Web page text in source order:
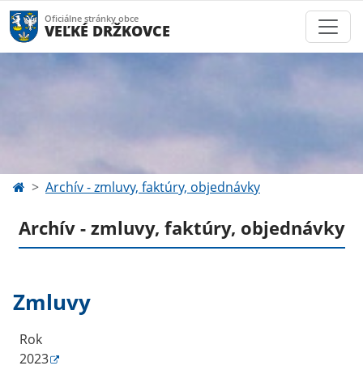
Oficiálne stránky obce
VEĽKÉ DRŽKOVCE
Archív - zmluvy, faktúry, objednávky
Archív - zmluvy, faktúry, objednávky
Zmluvy
Rok
2023